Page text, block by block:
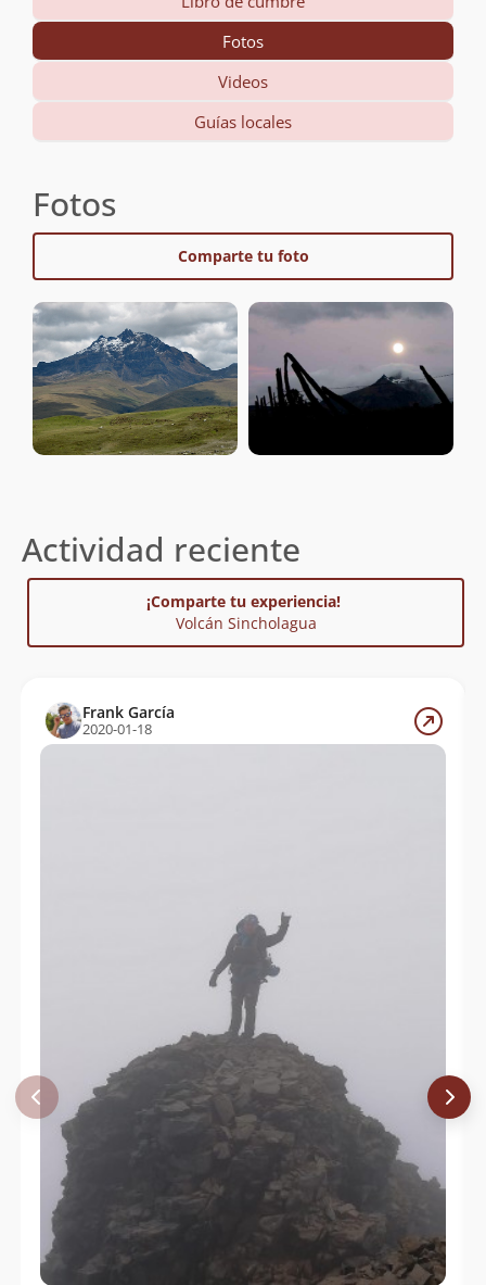
Fotos
Videos
Guías locales
Fotos
Comparte tu foto
Actividad reciente
¡Comparte tu experiencia!
Volcán Sincholagua
Frank García
2020-01-18